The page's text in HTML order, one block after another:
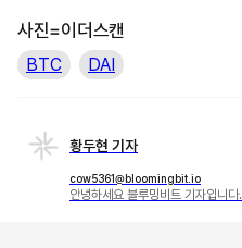
사진=이더스캔
BTC DAI
황두현 기자
cow5361@bloomingbit.io
안녕하세요 블루밍비트 기자입니다.